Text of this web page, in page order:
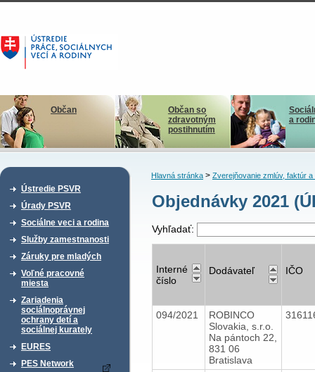
Občan
Občan so
zdravotným
postihnutím
a
Ústredie PSVR
Úrady PSVR
Sociálne veci a rodina
Služby zamestnanosti
Záruky pre mladých
Voľné pracovné
miesta
Zariadenia
sociálnoprávnej
ochrany detí a
sociálnej kurately
EURES
PES Network
Hlavná stránka> Zverejňovanie zmlúv, faktúr a
Objednávky 2021
Vyhľadať:
Interné
číslo
Dodávateľ IČO
094/2021
ROBINCO
Slovakia, s.r.o.
Na pántoch 22,
831 06
Bratislava